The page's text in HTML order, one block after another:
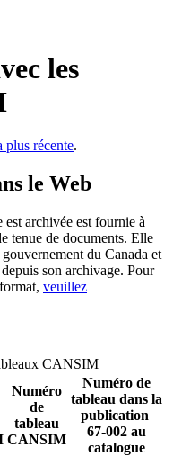
les
plus récente.
le Web
archivée est fournie à
tenue de documents. Elle
du Canada et
son archivage. Pour
veuillez
CANSIM
Numéro
de
tableau
CANSIM
Numéro de
tableau dans la
publication
67-002 au
catalogue